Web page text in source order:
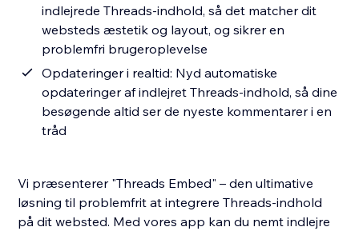
indlejrede Threads-indhold, så det matcher dit
websteds æstetik og layout, og sikrer en
problemfri brugeroplevelse
Opdateringer i realtid: Nyd automatiske
opdateringer af indlejret Threads-indhold, så dine
besøgende altid ser de nyeste kommentarer i en
tråd
Vi præsenterer "Threads Embed" – den ultimative
løsning til problemfrit at integrere Threads-indhold
på dit websted. Med vores app kan du nemt indlejre